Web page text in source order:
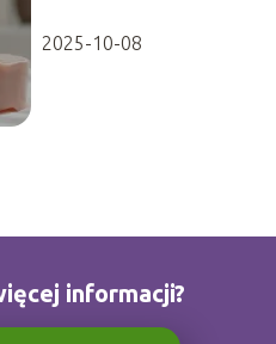
2025-10-08
informacji?